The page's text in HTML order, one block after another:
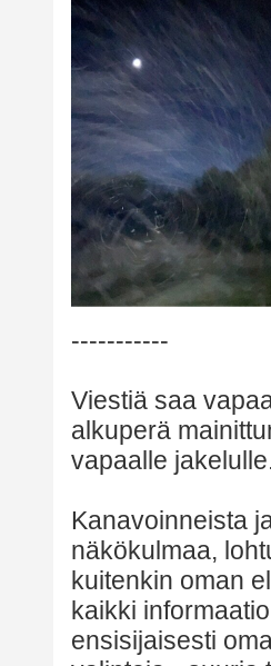
-----------
Viestiä saa
alkuperä
vapaalle
Kanavoinneista
näkökulmaa,
kuitenkin oman
kaikki
ensisijaisesti